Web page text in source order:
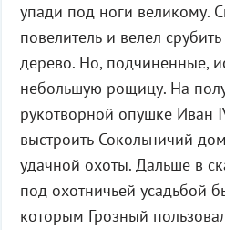
упади под ноги великому.
повелитель и велел
дерево. Но, подчиненные,
небольшую рощицу. На
рукотворной опушке Иван
выстроить Сокольничий
удачной охоты. Дальше в
под охотничьей усадьбой
которым Грозный